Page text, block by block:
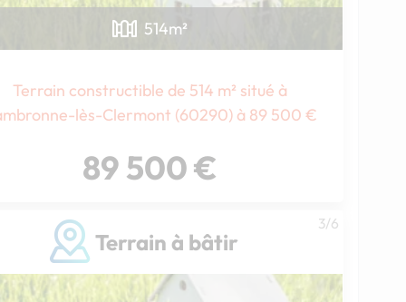
514m²
Terrain constructible de 514 m² situé à
lès-Clermont (60290) à 89 500 €
89 500 €
Terrain à bâtir
3/6